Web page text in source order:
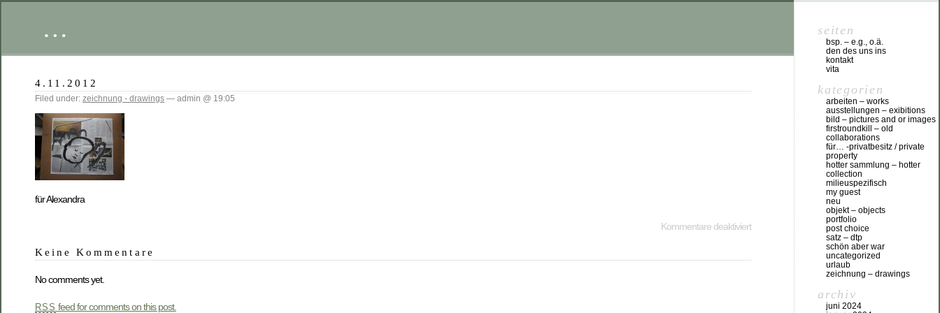
…
4.11.2012
Filed under: zeichnung - drawings — admin @ 19:05
für Alexandra
Kommentare deaktiviert
Keine Kommentare
No comments yet.
RSS feed for comments on this post.
seiten
bsp. – e.g., o.ä.
den des uns ins
kontakt
vita
kategorien
arbeiten – works
ausstellungen – exibitions
bild – pictures and or images
firstroundkill – old
collaborations
für… -privatbesitz / private
property
hotter sammlung – hotter
collection
milieuspezifisch
my guest
neu
objekt – objects
portfolio
post choice
satz – dtp
schön aber war
uncategorized
urlaub
zeichnung – drawings
archiv
juni 2024